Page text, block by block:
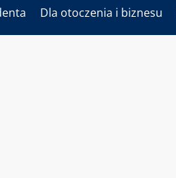
Dla otoczenia i biznesu